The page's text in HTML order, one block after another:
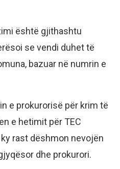
është gjithashtu
se vendi duhet të
bazuar në numrin e
e prokurorisë për krim të
e hetimit për TEC
rast dëshmon nevojën
dhe prokurori.